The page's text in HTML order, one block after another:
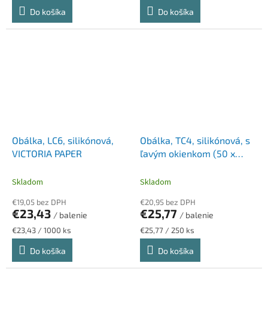
Do košíka Do košíka
Obálka, LC6, silikónová,
VICTORIA PAPER
Skladom
€19,05 bez DPH
€23,43 / balenie
Jednotková
cena:
€23,43 / 1000 ks
Do košíka
Obálka, TC4, silikónová, s
ľavým okienkom (50 x
Skladom
€20,95 bez DPH
€25,77 / balenie
Jednotková
cena:
€25,77 / 250 ks
Do košíka